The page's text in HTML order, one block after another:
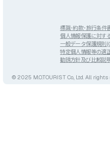
標識･約款･旅行条件
個人情報保護に対す
一般データ保護規則
特定個人情報等の適
勧誘方針及び比較説
© 2025 M.O.TOURIST Co., Ltd. All rights